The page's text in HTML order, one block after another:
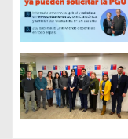
n
d
e
e